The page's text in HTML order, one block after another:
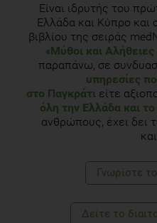
Είναι ιδρυτής του
Ελλάδα και Κύπρο
βιβλίου της σειράς
«Μύθοι και
παραπάνω, σε
υπηρεσίες
στο Παγκράτι είτε
όλη την Ελλάδα και
ανθρώπους, έχει δει
Γνωρίστε
Δείτε το